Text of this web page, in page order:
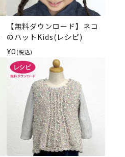
【無料ダウンロード】ネコ
のハットKids(レシピ)
¥0 (税込)